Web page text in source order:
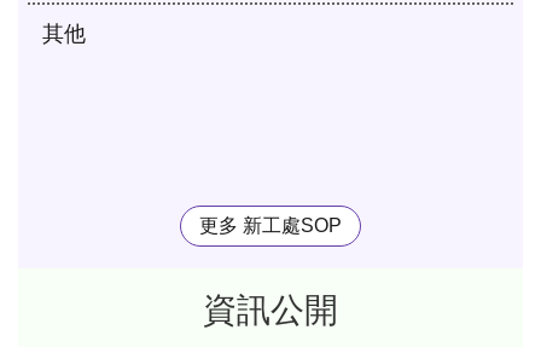
其他
更多 新工處SOP
資訊公開